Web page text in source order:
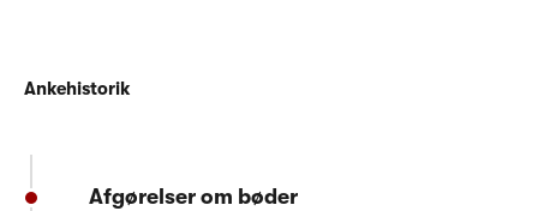
Ankehistorik
Afgørelser om bøder